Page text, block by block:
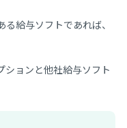
給与ソフトであれば、
ションと他社給与ソフト